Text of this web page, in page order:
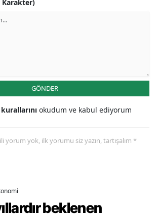
Karakter)
GÖNDER
okudum ve kabul ediyorum
yorum yok, ilk yorumu siz yazın, tartışalım *
beklenen